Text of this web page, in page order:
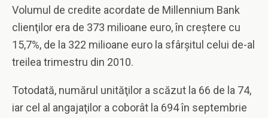
Volumul de credite acordate de Millennium Bank
clienţilor era de 373 milioane euro, în creştere cu
15,7%, de la 322 milioane euro la sfârşitul celui de-al
treilea trimestru din 2010.
Totodată, numărul unităţilor a scăzut la 66 de la 74,
iar cel al angajaţilor a coborât la 694 în septembrie